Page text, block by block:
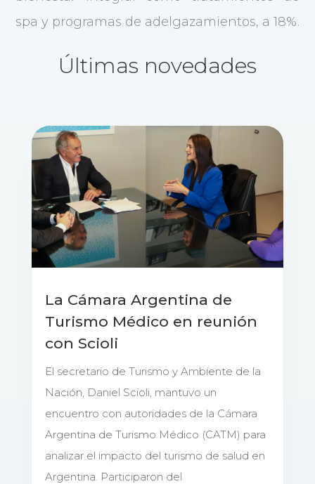
spa y programas de adelgazamientos, a 18%.
Últimas novedades
La Cámara Argentina de
Turismo Médico en reunión
con Scioli
El secretario de Turismo y Ambiente de la
Nación, Daniel Scioli, mantuvo un
encuentro con autoridades de la Cámara
Argentina de Turismo Médico (CATM) para
analizar el impacto del turismo de salud en
Argentina. Participaron del